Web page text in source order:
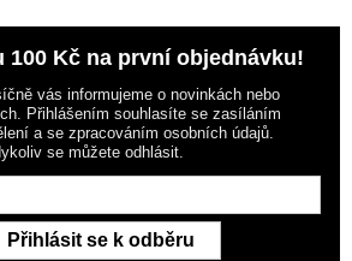
u
100 Kč na první objednávku!
vás informujeme o novinkách nebo
Přihlášením souhlasíte se zasíláním
a se zpracováním osobních údajů.
se můžete odhlásit.
Přihlásit se k odběru